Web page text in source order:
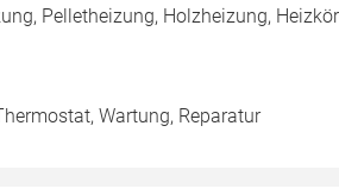
Pelletheizung, Holzheizung,
Wartung, Reparatur